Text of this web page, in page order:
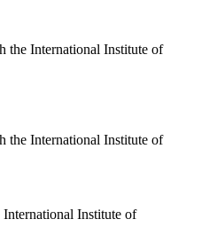
the International Institute of
the International Institute of
Institute of